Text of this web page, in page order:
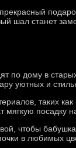
шал станет
по дому в
уютных и
таких
посадку
чтобы
в любимых